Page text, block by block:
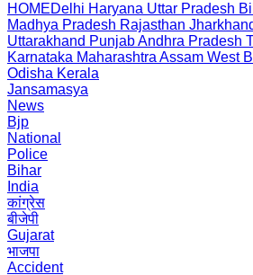
HOMEDelhi Haryana Uttar Pradesh
Madhya Pradesh Rajasthan
Uttarakhand PunjabAndhra Pradesh
Karnataka Maharashtra Assam West
Odisha Kerala
Jansamasya
News
Bjp
National
Police
Bihar
India
कांग्रेस
बीजेपी
Gujarat
भाजपा
Accident